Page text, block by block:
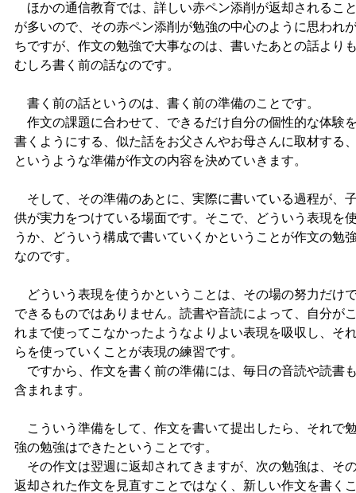
ほかの通信教育では、詳しい赤ペン添削が返却されるこ
が多いので、その赤ペン添削が勉強の中心のように思われ
ちですが、作文の勉強で大事なのは、書いたあとの話より
むしろ書く前の話なのです。
書く前の話というのは、書く前の準備のことです。
作文の課題に合わせて、できるだけ自分の個性的な体験
書くようにする、似た話をお父さんやお母さんに取材する
というような準備が作文の内容を決めていきます。
そして、その準備のあとに、実際に書いている過程が、
供が実力をつけている場面です。そこで、どういう表現を
うか、どういう構成で書いていくかということが作文の勉
なのです。
どういう表現を使うかということは、その場の努力だけ
できるものではありません。読書や音読によって、自分が
れまで使ってこなかったようなよりよい表現を吸収し、そ
らを使っていくことが表現の練習です。
ですから、作文を書く前の準備には、毎日の音読や読書
含まれます。
こういう準備をして、作文を書いて提出したら、それで
強の勉強はできたということです。
その作文は翌週に返却されてきますが、次の勉強は、そ
返却された作文を見直すことではなく、新しい作文を書く